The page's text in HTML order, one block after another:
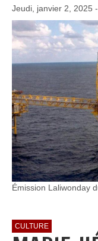
Jeudi, janvier 2, 2025
Émission Laliwonday
CULTURE